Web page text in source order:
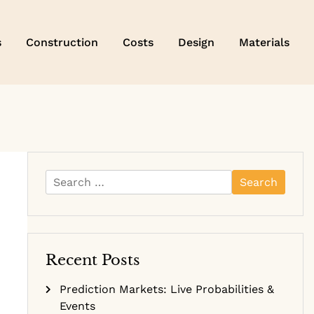
Construction Costs Design Materials
Search
for:
Recent Posts
Prediction Markets: Live Probabilities &
Events